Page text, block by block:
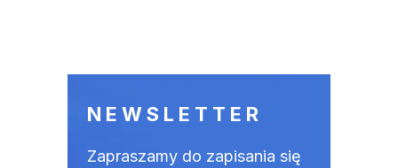
NEWSLETTER
Zapraszamy do zapisania się